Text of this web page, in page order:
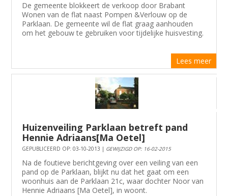
De gemeente blokkeert de verkoop door Brabant
Wonen van de flat naast Pompen &Verlouw op de
Parklaan. De gemeente wil de flat graag aanhouden
om het gebouw te gebruiken voor tijdelijke huisvesting.
Lees meer
Huizenveiling Parklaan betreft pand
Hennie Adriaans[Ma Oetel]
GEPUBLICEERD OP: 03-10-2013 | GEWIJZIGD OP: 16-02-2015
Na de foutieve berichtgeving over een veiling van een
pand op de Parklaan, blijkt nu dat het gaat om een
woonhuis aan de Parklaan 21c, waar dochter Noor van
Hennie Adriaans [Ma Oetel], in woont.